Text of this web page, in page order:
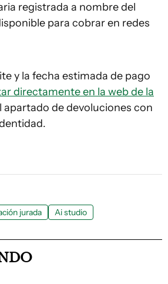
registrada a nombre del
para cobrar en redes
y la fecha estimada de pago
directamente en la web de la
apartado de devoluciones con
jurada Ai studio